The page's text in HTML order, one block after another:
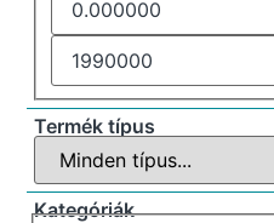
Termék típus
Kategóriák